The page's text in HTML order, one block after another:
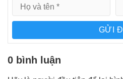
GỬI ĐI
0 bình luận